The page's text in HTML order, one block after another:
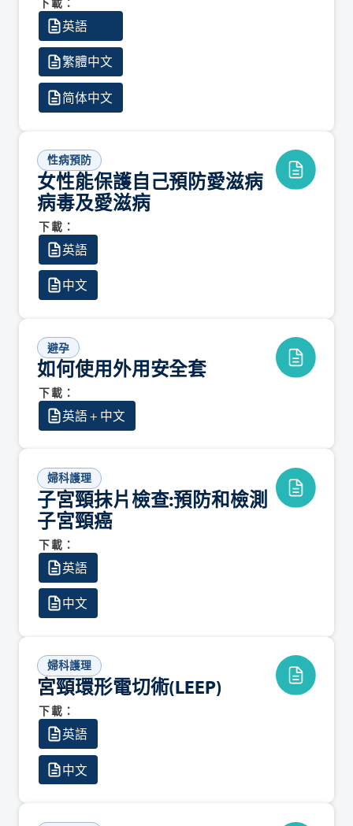
下載：
英語
繁體中文
简体中文
性病預防
女性能保護自己預防愛滋病
病毒及愛滋病
下載：
英語
中文
避孕
如何使用外用安全套
下載：
英語 + 中文
婦科護理
子宮頸抹片檢查:預防和檢測
子宮頸癌
下載：
英語
中文
婦科護理
宮頸環形電切術(LEEP)
下載：
英語
中文